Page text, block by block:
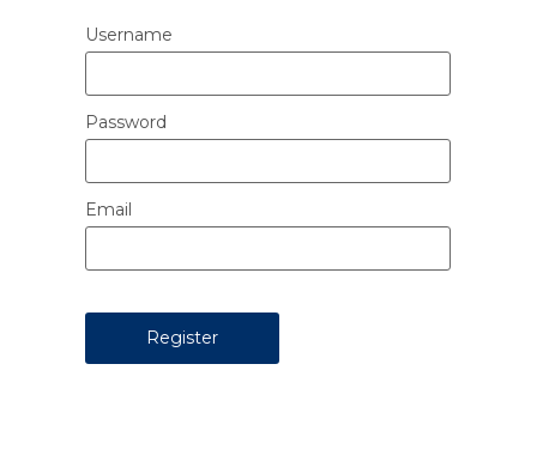
Username
Password
Email